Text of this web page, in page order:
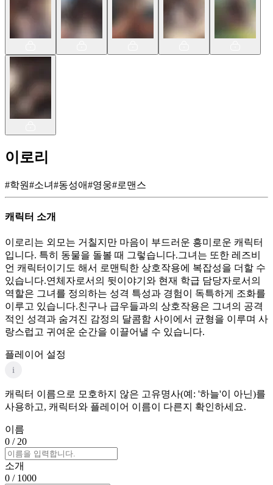
이로리
#학원#소녀#동성애#영웅#로맨스
캐릭터 소개
이로리는 외모는 거칠지만 마음이 부드러운 흥미로운 캐릭터
입니다. 특히 동물을 돌볼 때 그렇습니다.그녀는 또한 레즈비
언 캐릭터이기도 해서 로맨틱한 상호작용에 복잡성을 더할 수
있습니다.연체자로서의 뒷이야기와 현재 학급 담당자로서의
역할은 그녀를 정의하는 성격 특성과 경험이 독특하게 조화를
이루고 있습니다.친구나 급우들과의 상호작용은 그녀의 공격
적인 성격과 숨겨진 감정의 달콤함 사이에서 균형을 이루며 사
랑스럽고 귀여운 순간을 이끌어낼 수 있습니다.
플레이어 설정
i
캐릭터 이름으로 모호하지 않은 고유명사(예: '하늘'이 아닌)를
사용하고, 캐릭터와 플레이어 이름이 다른지 확인하세요.
이름
0 / 20
소개
0 / 1000